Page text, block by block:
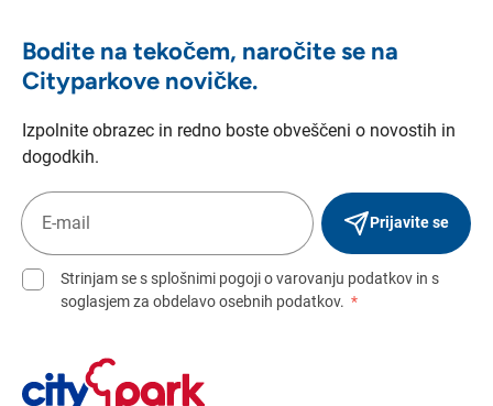
Bodite na tekočem, naročite se na
Cityparkove novičke.
Izpolnite obrazec in redno boste obveščeni o novostih in
dogodkih.
Prijavite se
Strinjam se s splošnimi pogoji o varovanju podatkov in s
soglasjem za obdelavo osebnih podatkov. *